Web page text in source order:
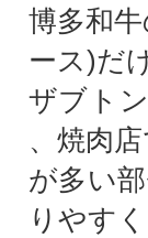
博多和
ース)だ
ザブト
、焼肉
が多い
りやす